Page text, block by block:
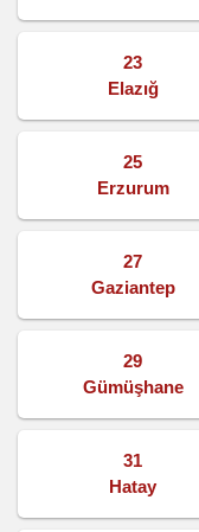
23
Elazığ
25
Erzurum
27
Gaziantep
29
Gümüşhane
31
Hatay